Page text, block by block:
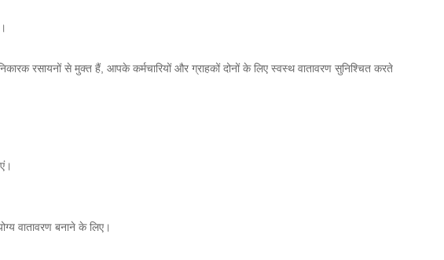
रसायनों से मुक्त हैं, आपके कर्मचारियों और ग्राहकों दोनों के लिए स्वस्थ वातावरण सुनिश्चित करते
वातावरण बनाने के लिए।